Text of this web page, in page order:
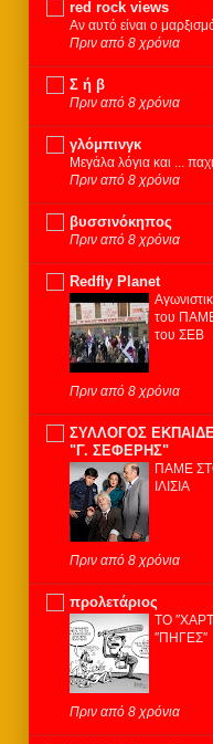
red rock views
Αν αυτό είναι ο
Πριν από 8 χρόνια
Σ ή β
Πριν από 8 χρόνια
γλόμπινγκ
Μεγάλα λόγια και ...
Πριν από 8 χρόνια
βυσσινόκηπος
Πριν από 8 χρόνια
Redfly Planet
του
του ΣΕΒ
Πριν από 8 χρόνια
ΣΥΛΛΟΓΟΣ
"Γ. ΣΕΦΕΡΗΣ"
ΠΑΜΕ
ΙΛΙΣΙΑ
Πριν από 8 χρόνια
προλετάριος
ΤΟ
″ΠΗΓΕΣ″
Πριν από 8 χρόνια